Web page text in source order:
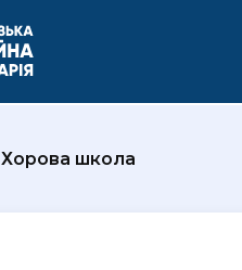
Хорова школа